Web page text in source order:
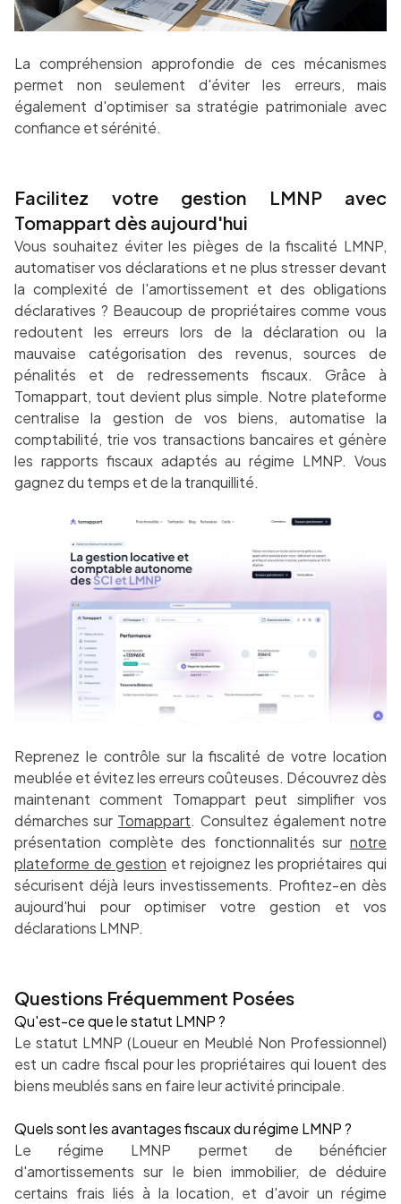
La compréhension approfondie de ces mécanismes
permet non seulement d'éviter les erreurs, mais
également d'optimiser sa stratégie patrimoniale avec
confiance et sérénité.
Facilitez votre gestion LMNP avec
Tomappart dès aujourd'hui
Vous souhaitez éviter les pièges de la fiscalité LMNP,
automatiser vos déclarations et ne plus stresser devant
la complexité de l'amortissement et des obligations
déclaratives ? Beaucoup de propriétaires comme vous
redoutent les erreurs lors de la déclaration ou la
mauvaise catégorisation des revenus, sources de
pénalités et de redressements fiscaux. Grâce à
Tomappart, tout devient plus simple. Notre plateforme
centralise la gestion de vos biens, automatise la
comptabilité, trie vos transactions bancaires et génère
les rapports fiscaux adaptés au régime LMNP. Vous
gagnez du temps et de la tranquillité.
Reprenez le contrôle sur la fiscalité de votre location
meublée et évitez les erreurs coûteuses. Découvrez dès
maintenant comment Tomappart peut simplifier vos
démarches sur Tomappart. Consultez également notre
présentation complète des fonctionnalités sur notre
plateforme de gestion et rejoignez les propriétaires qui
sécurisent déjà leurs investissements. Profitez-en dès
aujourd'hui pour optimiser votre gestion et vos
déclarations LMNP.
Questions Fréquemment Posées
Qu'est-ce que le statut LMNP ?
Le statut LMNP (Loueur en Meublé Non Professionnel)
est un cadre fiscal pour les propriétaires qui louent des
biens meublés sans en faire leur activité principale.
Quels sont les avantages fiscaux du régime LMNP ?
Le régime LMNP permet de bénéficier
d'amortissements sur le bien immobilier, de déduire
certains frais liés à la location, et d'avoir un régime